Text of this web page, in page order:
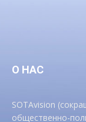
О НАС
SOTAvision
общественно-